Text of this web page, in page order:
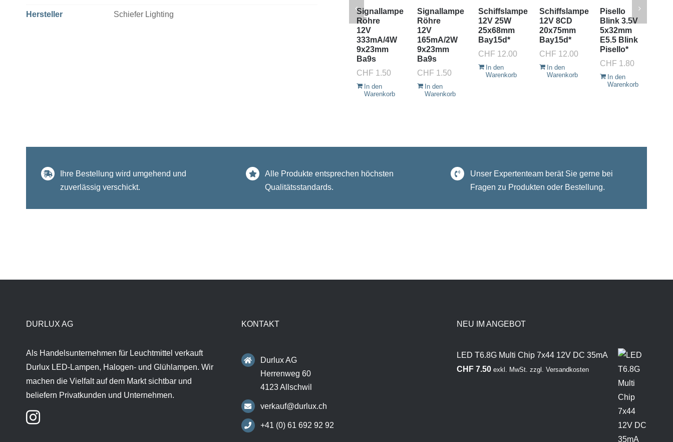
Hersteller Schiefer Lighting
Signallampe
Röhre
12V
333mA/4W
9x23mm
Ba9s
CHF 1.50
In den
Warenkorb
Signallampe
Röhre
12V
165mA/2W
9x23mm
Ba9s
CHF 1.50
In den
Warenkorb
Schiffslampe
12V 25W
25x68mm
Bay15d*
CHF 12.00
In den
Warenkorb
Schiffslampe
12V 8CD
20x75mm
Bay15d*
CHF 12.00
In den
Warenkorb
Pisello
Blink 3.5V
5x32mm
E5.5 Blink
Pisello*
CHF 1.80
In den
Warenkorb
Ihre Bestellung wird umgehend und
zuverlässig verschickt.
Alle Produkte entsprechen höchsten
Qualitätsstandards.
Unser Expertenteam berät Sie gerne bei
Fragen zu Produkten oder Bestellung.
DURLUX AG
Als Handelsunternehmen für Leuchtmittel verkauft
Durlux LED-Lampen, Halogen- und Glühlampen. Wir
machen die Vielfalt auf dem Markt sichtbar und
beliefern Privatkunden und Unternehmen.
KONTAKT
Durlux AG
Herrenweg 60
4123 Allschwil
verkauf@durlux.ch
+41 (0) 61 692 92 92
NEU IM ANGEBOT
LED T6.8G Multi Chip 7x44 12V DC 35mA
CHF7.50 exkl. MwSt. zzgl. Versandkosten